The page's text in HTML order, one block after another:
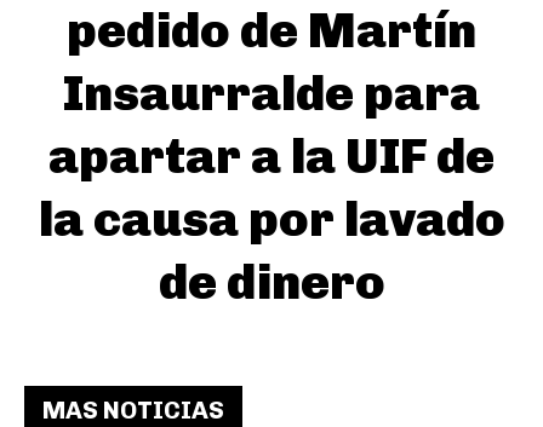
pedido de Martín
Insaurralde para
apartar a la UIF de
la causa por lavado
de dinero
MAS NOTICIAS